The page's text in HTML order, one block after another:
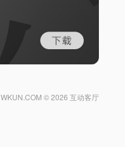
WKUN.COM ©2026 互动客厅